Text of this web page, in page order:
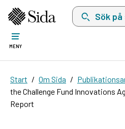
Sök på
MENY
Start Om Sida
the Challenge Fund Innovations
Report